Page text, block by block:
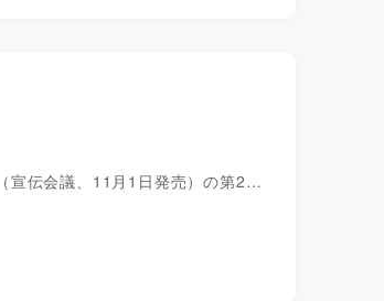
宣伝会議、11月1日発売）の第2…